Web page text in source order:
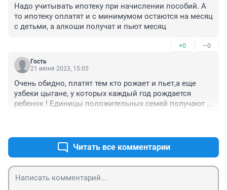
Надо учитывать ипотеку при начислении пособий. А
то ипотеку оплатят и с минимумом остаются на месяц
с детьми, а алкоши получат и пьют месяц
+0 –0
Гость
21 июня 2023, 15:05
Очень обидно, платят тем кто рожает и пьет,а еще
узбеки цыгане, у которых каждый год рождается
ребенок ! Единицы положительных семей получают
в пособия. И не будут искать люди подработки иначе
на следующий год откажут в пособиях...
Читать все комментарии